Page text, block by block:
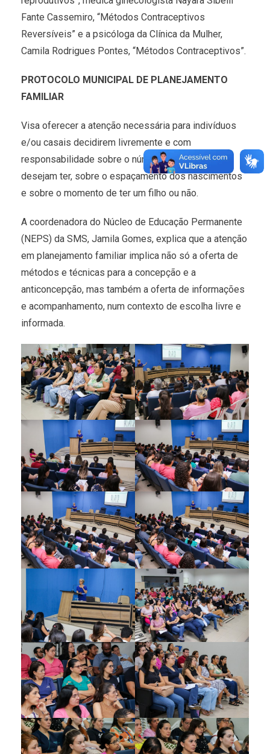
Fante Cassemiro, “Métodos Contraceptivos
Reversíveis” e a psicóloga da Clínica da Mulher,
Camila Rodrigues Pontes, “Métodos Contraceptivos”.
PROTOCOLO MUNICIPAL DE PLANEJAMENTO
FAMILIAR
Visa oferecer a atenção necessária para indivíduos
e/ou casais decidirem livremente e com
responsabilidade sobre o número de filhos que
desejam ter, sobre o espaçamento dos nascimentos
e sobre o momento de ter um filho ou não.
A coordenadora do Núcleo de Educação Permanente
(NEPS) da SMS, Jamila Gomes, explica que a atenção
em planejamento familiar implica não só a oferta de
métodos e técnicas para a concepção e a
anticoncepção, mas também a oferta de informações
e acompanhamento, num contexto de escolha livre e
informada.